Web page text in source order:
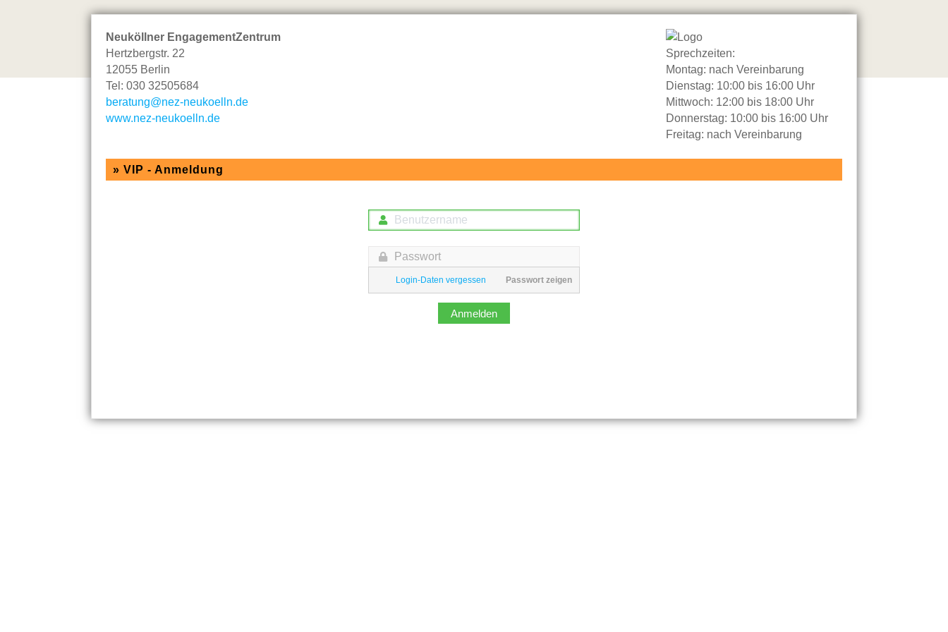
Neuköllner EngagementZentrum
Hertzbergstr. 22
12055 Berlin
Tel: 030 32505684
beratung@nez-neukoelln.de
www.nez-neukoelln.de
Sprechzeiten:
Montag: nach Vereinbarung
Dienstag: 10:00 bis 16:00 Uhr
Mittwoch: 12:00 bis 18:00 Uhr
Donnerstag: 10:00 bis 16:00 Uhr
Freitag: nach Vereinbarung
» VIP - Anmeldung
Passwort zeigen
Login-Daten vergessen
Anmelden